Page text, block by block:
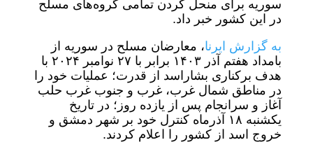
سوریه برای منحل کردن تمامی گروه‌های مسلح
در این کشور خبر داد.
به گزارش ایرنا، معارضان مسلح در سوریه از
بامداد هفتم آذر ۱۴۰۳ برابر با ۲۷ نوامبر ۲۰۲۴ با
هدف برکناری بشاراسد از قدرت؛ عملیات خود را
در مناطق شمال غرب، غرب و جنوب غرب حلب
آغاز و سرانجام پس از یازده روز؛ در تاریخ
یکشنبه ۱۸ آذرماه کنترل خود بر شهر دمشق و
خروج اسد از کشور را اعلام کردند.